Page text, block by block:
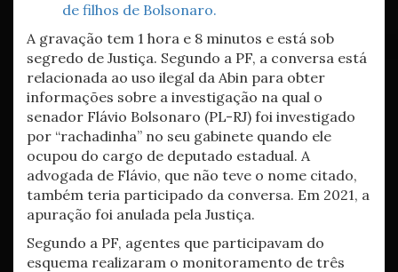
de filhos de Bolsonaro.
A gravação tem 1 hora e 8 minutos e está sob
segredo de Justiça. Segundo a PF, a conversa está
relacionada ao uso ilegal da Abin para obter
informações sobre a investigação na qual o
senador Flávio Bolsonaro (PL-RJ) foi investigado
por “rachadinha” no seu gabinete quando ele
ocupou do cargo de deputado estadual. A
advogada de Flávio, que não teve o nome citado,
também teria participado da conversa. Em 2021, a
apuração foi anulada pela Justiça.
Segundo a PF, agentes que participavam do
esquema realizaram o monitoramento de três